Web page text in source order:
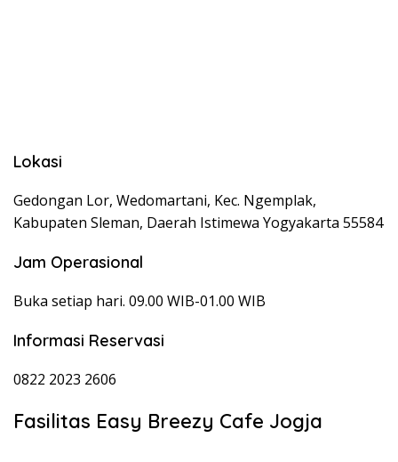
Lokasi
Gedongan Lor, Wedomartani, Kec. Ngemplak,
Kabupaten Sleman, Daerah Istimewa Yogyakarta 55584
Jam Operasional
Buka setiap hari. 09.00 WIB-01.00 WIB
Informasi Reservasi
0822 2023 2606
Fasilitas Easy Breezy Cafe Jogja